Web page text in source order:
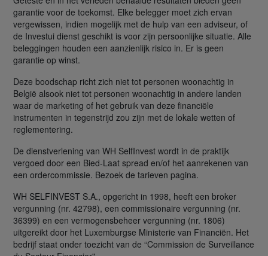
garantie voor de toekomst. Elke belegger moet zich ervan
vergewissen, indien mogelijk met de hulp van een adviseur, of
de Investui dienst geschikt is voor zijn persoonlijke situatie. Alle
beleggingen houden een aanzienlijk risico in. Er is geen
garantie op winst.
Deze boodschap richt zich niet tot personen woonachtig in
België alsook niet tot personen woonachtig in andere landen
waar de marketing of het gebruik van deze financiële
instrumenten in tegenstrijd zou zijn met de lokale wetten of
reglementering.
De dienstverlening van WH SelfInvest wordt in de praktijk
vergoed door een Bied-Laat spread en/of het aanrekenen van
een ordercommissie. Bezoek de tarieven pagina.
WH SELFINVEST S.A., opgericht in 1998, heeft een broker
vergunning (nr. 42798), een commissionaire vergunning (nr.
36399) en een vermogensbeheer vergunning (nr. 1806)
uitgereikt door het Luxemburgse Ministerie van Financiën. Het
bedrijf staat onder toezicht van de “Commission de Surveillance